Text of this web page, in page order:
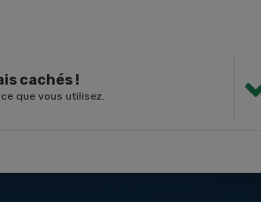
cachés !
que vous utilisez.